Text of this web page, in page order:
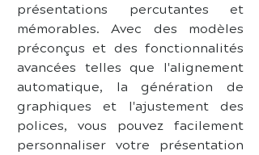
présentations percutantes et
mémorables. Avec des modèles
préconçus et des fonctionnalités
avancées telles que l'alignement
automatique, la génération de
graphiques et l'ajustement des
polices, vous pouvez facilement
personnaliser votre présentation